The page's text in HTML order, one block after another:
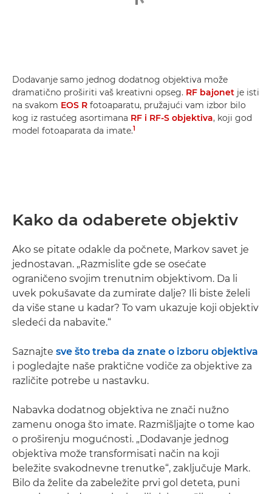
Dodavanje samo jednog dodatnog objektiva može
dramatično proširiti vaš kreativni opseg. RF bajonet je isti
na svakom EOS R fotoaparatu, pružajući vam izbor bilo
kog iz rastućeg asortimana RF i RF-S objektiva, koji god
model fotoaparata da imate.1
Kako da odaberete objektiv
Ako se pitate odakle da počnete, Markov savet je
jednostavan. „Razmislite gde se osećate
ograničeno svojim trenutnim objektivom. Da li
uvek pokušavate da zumirate dalje? Ili biste želeli
da više stane u kadar? To vam ukazuje koji objektiv
sledeći da nabavite.“
Saznajte sve što treba da znate o izboru objektiva
i pogledajte naše praktične vodiče za objektive za
različite potrebe u nastavku.
Nabavka dodatnog objektiva ne znači nužno
zamenu onoga što imate. Razmišljajte o tome kao
o proširenju mogućnosti. „Dodavanje jednog
objektiva može transformisati način na koji
beležite svakodnevne trenutke“, zaključuje Mark.
Bilo da želite da zabeležite prvi gol deteta, puni